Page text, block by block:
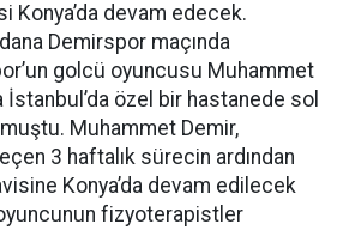
Konya’da devam edecek.
Demirspor maçında
golcü oyuncusu Muhammet
İstanbul’da özel bir hastanede sol
Muhammet Demir,
3 haftalık sürecin ardından
Konya’da devam edilecek
fizyoterapistler